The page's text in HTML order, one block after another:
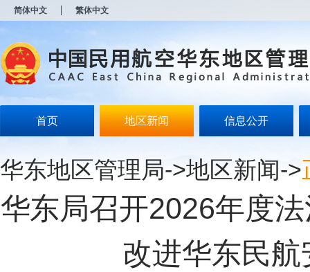
简体中文 繁体中文
首页 地区新闻 信息公开
华东地区管理局->地区新闻->
华东局召开2026年度
改进华东民
开
无
障
说
Alt
加
浪
键